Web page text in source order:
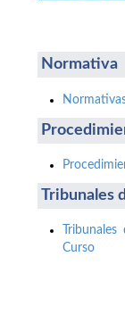
Normativa
Tribunales
Curso